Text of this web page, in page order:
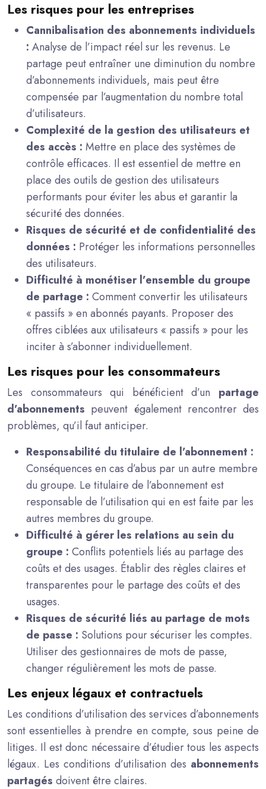
Les risques pour les entreprises
Cannibalisation des abonnements individuels
: Analyse de l’impact réel sur les revenus. Le
partage peut entraîner une diminution du nombre
d’abonnements individuels, mais peut être
compensée par l’augmentation du nombre total
d’utilisateurs.
Complexité de la gestion des utilisateurs et
des accès : Mettre en place des systèmes de
contrôle efficaces. Il est essentiel de mettre en
place des outils de gestion des utilisateurs
performants pour éviter les abus et garantir la
sécurité des données.
Risques de sécurité et de confidentialité des
données : Protéger les informations personnelles
des utilisateurs.
Difficulté à monétiser l’ensemble du groupe
de partage : Comment convertir les utilisateurs
« passifs » en abonnés payants. Proposer des
offres ciblées aux utilisateurs « passifs » pour les
inciter à s’abonner individuellement.
Les risques pour les consommateurs
Les consommateurs qui bénéficient d’un partage
d’abonnements peuvent également rencontrer des
problèmes, qu’il faut anticiper.
Responsabilité du titulaire de l’abonnement :
Conséquences en cas d’abus par un autre membre
du groupe. Le titulaire de l’abonnement est
responsable de l’utilisation qui en est faite par les
autres membres du groupe.
Difficulté à gérer les relations au sein du
groupe : Conflits potentiels liés au partage des
coûts et des usages. Établir des règles claires et
transparentes pour le partage des coûts et des
usages.
Risques de sécurité liés au partage de mots
de passe : Solutions pour sécuriser les comptes.
Utiliser des gestionnaires de mots de passe,
changer régulièrement les mots de passe.
Les enjeux légaux et contractuels
Les conditions d’utilisation des services d’abonnements
sont essentielles à prendre en compte, sous peine de
litiges. Il est donc nécessaire d’étudier tous les aspects
légaux. Les conditions d’utilisation des abonnements
partagés doivent être claires.